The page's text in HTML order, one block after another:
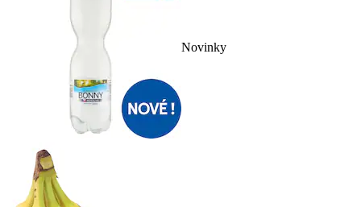
Novinky